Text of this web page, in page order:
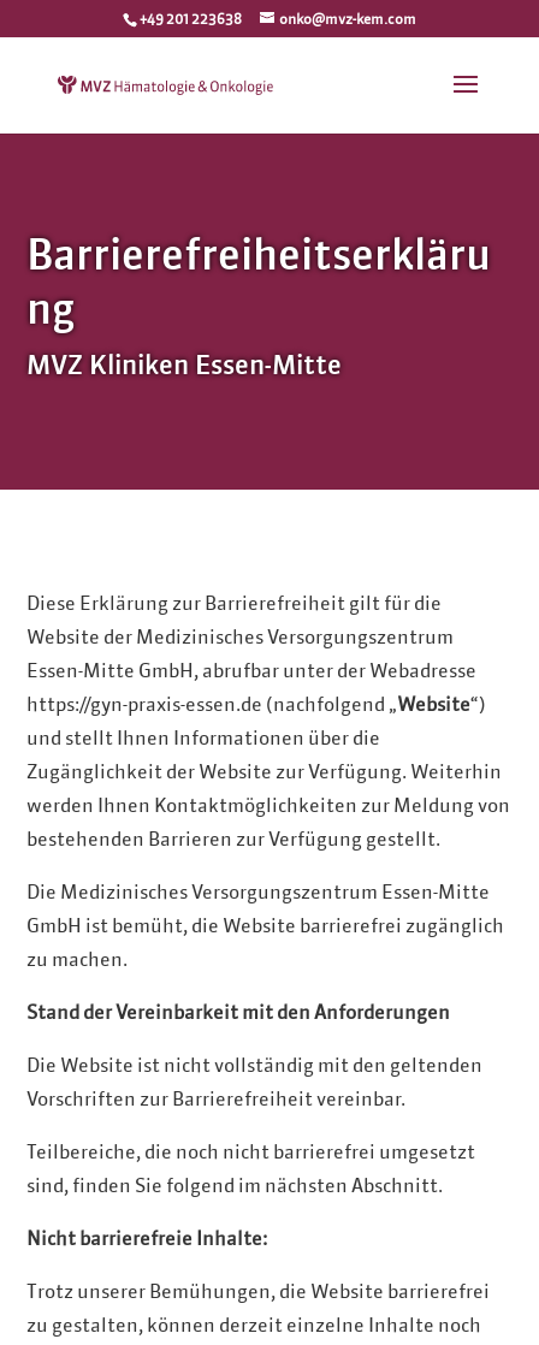
+49 201 223638 onko@mvz-kem.com
Barrierefreiheitserkläru
ng
MVZ Kliniken Essen-Mitte
Diese Erklärung zur Barrierefreiheit gilt für die
Website der Medizinisches Versorgungszentrum
Essen-Mitte GmbH, abrufbar unter der Webadresse
https://gyn-praxis-essen.de (nachfolgend „Website“)
und stellt Ihnen Informationen über die
Zugänglichkeit der Website zur Verfügung. Weiterhin
werden Ihnen Kontaktmöglichkeiten zur Meldung von
bestehenden Barrieren zur Verfügung gestellt.
Die Medizinisches Versorgungszentrum Essen-Mitte
GmbH ist bemüht, die Website barrierefrei zugänglich
zu machen.
Stand der Vereinbarkeit mit den Anforderungen
Die Website ist nicht vollständig mit den geltenden
Vorschriften zur Barrierefreiheit vereinbar.
Teilbereiche, die noch nicht barrierefrei umgesetzt
sind, finden Sie folgend im nächsten Abschnitt.
Nicht barrierefreie Inhalte:
Trotz unserer Bemühungen, die Website barrierefrei
zu gestalten, können derzeit einzelne Inhalte noch